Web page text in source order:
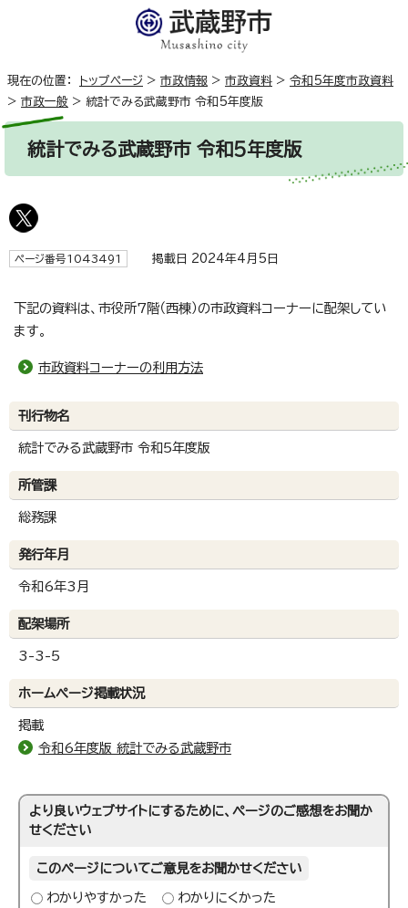
現在の位置： トップページ > 市政情報 > 市政資料 > 令和5年度市政資料
> 市政一般 > 統計でみる武蔵野市 令和5年度版
統計でみる武蔵野市 令和5年度版
ページ番号1043491 掲載日 2024年4月5日
下記の資料は、市役所7階（西棟）の市政資料コーナーに配架してい
ます。
市政資料コーナーの利用方法
刊行物名
統計でみる武蔵野市 令和5年度版
所管課
総務課
発行年月
令和6年3月
配架場所
3-3-5
ホームページ掲載状況
掲載
令和6年度版 統計でみる武蔵野市
より良いウェブサイトにするために、ページのご感想をお聞か
せください
このページについてご意見をお聞かせください
わかりやすかった わかりにくかった